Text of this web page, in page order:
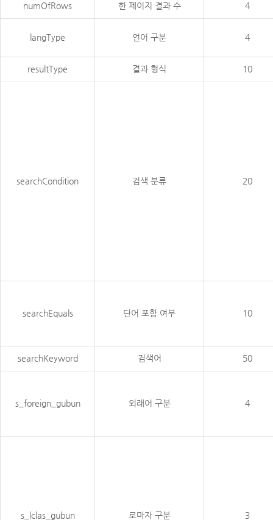
numOfRows 한 페이지 결과 수 4
langType 언어 구분 4
resultType 결과 형식 10
searchCondition 검색 분류 20
searchEquals 단어 포함 여부 10
searchKeyword 검색어 50
s_foreign_gubun 외래어 구분 4
s_lclas_gubun 로마자 구분 3